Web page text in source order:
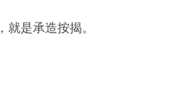
是承造按揭。